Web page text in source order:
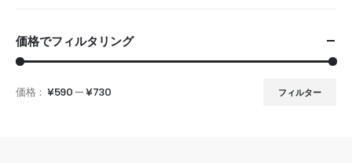
価格でフィルタリング
フィルター
価格：¥590 —¥730